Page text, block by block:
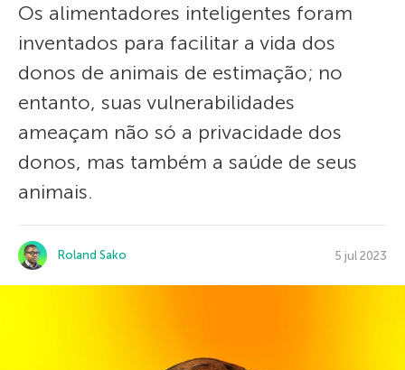
Os alimentadores inteligentes foram
inventados para facilitar a vida dos
donos de animais de estimação; no
entanto, suas vulnerabilidades
ameaçam não só a privacidade dos
donos, mas também a saúde de seus
animais.
Roland Sako 5 jul 2023